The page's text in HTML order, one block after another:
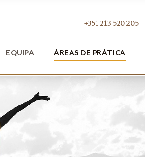
+351 213 520 205
EQUIPA ÁREAS DE PRÁTICA